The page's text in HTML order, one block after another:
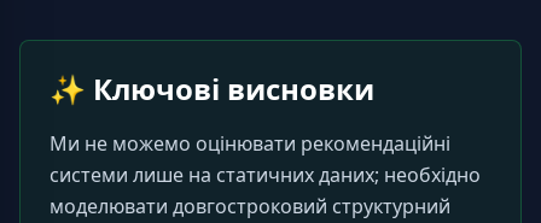
✨ Ключові висновки
Ми не можемо оцінювати рекомендаційні
системи лише на статичних даних; необхідно
моделювати довгостроковий структурний